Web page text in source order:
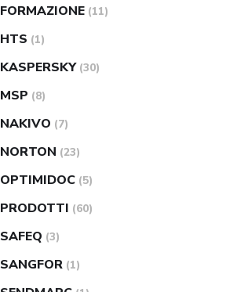
FORMAZIONE (11)
HTS (1)
KASPERSKY (30)
MSP (8)
NAKIVO (7)
NORTON (23)
OPTIMIDOC (5)
PRODOTTI (60)
SAFEQ (3)
SANGFOR (1)